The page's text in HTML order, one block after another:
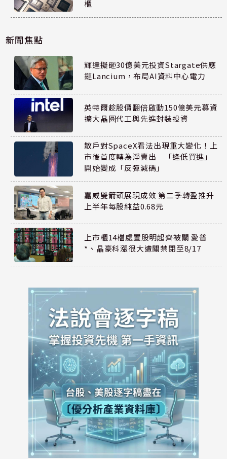
櫃
新聞焦點
輝達擬砸30億美元投資Stargate供應
鏈Lancium，布局AI資料中心電力
英特爾趁股價翻倍啟動150億美元募資
擴大晶圓代工與先進封裝投資
散戶對SpaceX看法出現重大變化！上
市後首度轉為淨賣出 「逢低買進」
開始變成「反彈減碼」
嘉威雙箭頭展現成效 第二季轉盈推升
上半年每股純益0.68元
上市櫃14檔處置股明起齊被關 愛普
*、晶豪科漲很大遭關禁閉至8/17